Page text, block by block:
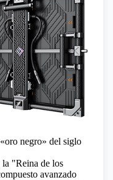
negro» del siglo
"Reina de los
avanzado